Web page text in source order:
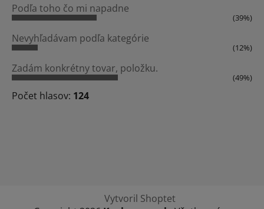
Podľa toho čo mi napadne
(39%)
Nevyhľadávam podľa kategórie
(12%)
Zadám konkrétny tovar, položku.
(49%)
Počet hlasov: 124
Vytvoril Shoptet